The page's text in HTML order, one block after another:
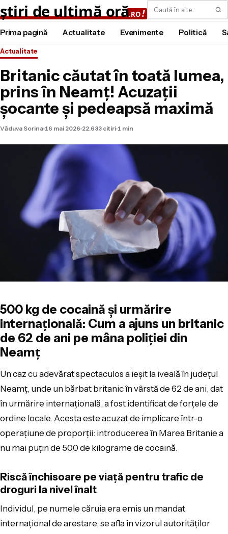
Caută
Prima pagină Actualitate Evenimente Politică
Actualitate
Britanic căutat în toată lumea,
prins în Neamţ! Acuzaţii
şocante şi pedeapsă maximă
Văduva Sorina 16 mai 2026 22.633 citiri 1 min
500 kg de cocaină şi urmărire
internaţională: Cum a ajuns un britanic
de 62 de ani pe mâna poliţiei din
Neamţ
Un caz cu adevărat spectaculos a ieşit la iveală în judeţul
Neamţ, unde un bărbat britanic în vârstă de 62 de ani, dat
în urmărire internaţională, a fost identificat de forţele de
ordine locale. Acesta este acuzat de implicare într-o
operaţiune de proporţii: introducerea în Marea Britanie a
nu mai puţin de 500 de kilograme de cocaină.
Riscă închisoare pe viaţă pentru trafic de
droguri la nivel înalt
Individul, pe numele căruia era emis un mandat
internaţional de arestare, se afla în vizorul autorităţilor